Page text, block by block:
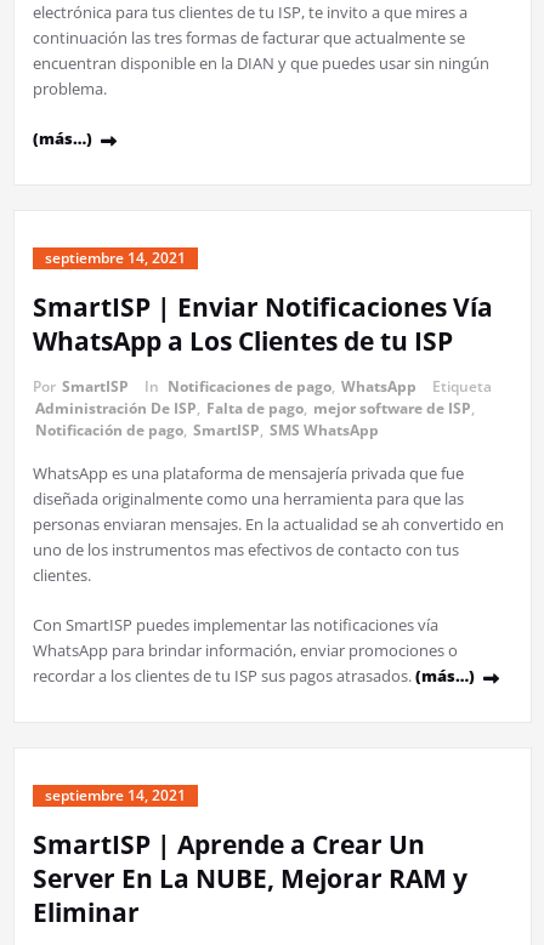
electrónica para tus clientes de tu ISP, te invito a que mires a
continuación las tres formas de facturar que actualmente se
encuentran disponible en la DIAN y que puedes usar sin ningún
problema.
(más…)
septiembre 14, 2021
SmartISP | Enviar Notificaciones Vía
WhatsApp a Los Clientes de tu ISP
Por SmartISP In Notificaciones de pago, WhatsApp
Etiqueta
Administración De ISP, Falta de pago, mejor software de ISP,
Notificación de pago, SmartISP, SMS WhatsApp
WhatsApp es una plataforma de mensajería privada que fue
diseñada originalmente como una herramienta para que las
personas enviaran mensajes. En la actualidad se ah convertido en
uno de los instrumentos mas efectivos de contacto con tus
clientes.
Con SmartISP puedes implementar las notificaciones vía
WhatsApp para brindar información, enviar promociones o
recordar a los clientes de tu ISP sus pagos atrasados.(más…)
septiembre 14, 2021
SmartISP | Aprende a Crear Un
Server En La NUBE, Mejorar RAM y
Eliminar